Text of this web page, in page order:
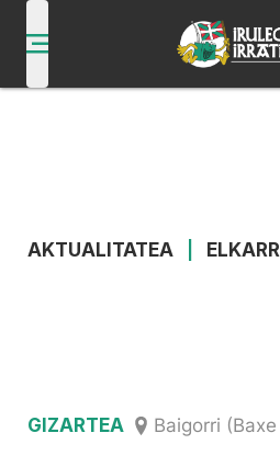
AKTUALITATEA
GIZARTEA Baigorri